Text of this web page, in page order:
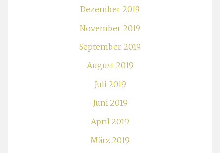
Dezember 2019
November 2019
September 2019
August 2019
Juli 2019
Juni 2019
April 2019
März 2019